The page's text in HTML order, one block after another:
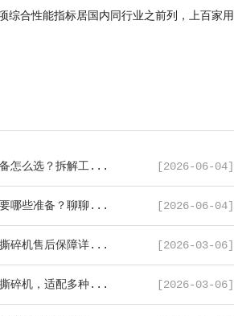
综合性能指标居国内同行业之前列，上百家用
[2026-06-04]
怎么选？拆解工...
[2026-06-04]
哪些准备？聊聊...
[2026-03-06]
碎机售后保障详...
[2026-03-06]
碎机，适配多种...